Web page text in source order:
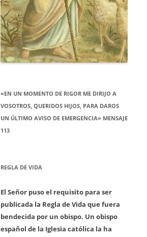
«EN UN MOMENTO DE RIGOR ME DIRIJO A
VOSOTROS, QUERIDOS HIJOS, PARA DAROS
UN ÚLTIMO AVISO DE EMERGENCIA» MENSAJE
113
REGLA DE VIDA
El Señor puso el requisito para ser
publicada la Regla de Vida que fuera
bendecida por un obispo. Un obispo
español de la Iglesia católica la ha